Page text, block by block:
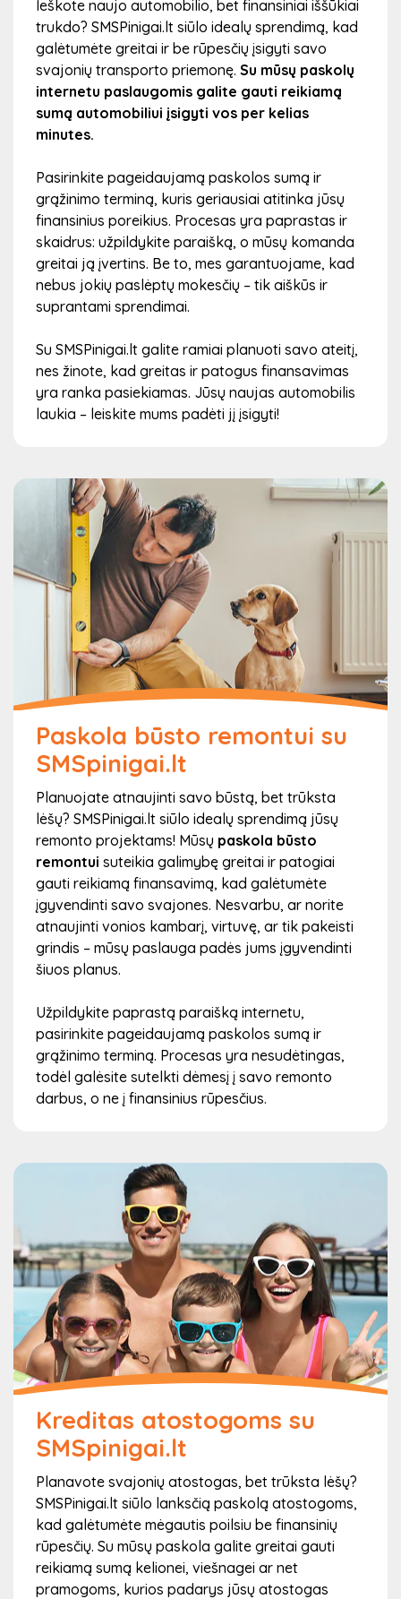
Ieškote naujo automobilio, bet finansiniai iššūkiai
trukdo? SMSPinigai.lt siūlo idealų sprendimą, kad
galėtumėte greitai ir be rūpesčių įsigyti savo
svajonių transporto priemonę. Su mūsų paskolų
internetu paslaugomis galite gauti reikiamą
sumą automobiliui įsigyti vos per kelias
minutes.
Pasirinkite pageidaujamą paskolos sumą ir
grąžinimo terminą, kuris geriausiai atitinka jūsų
finansinius poreikius. Procesas yra paprastas ir
skaidrus: užpildykite paraišką, o mūsų komanda
greitai ją įvertins. Be to, mes garantuojame, kad
nebus jokių paslėptų mokesčių – tik aiškūs ir
suprantami sprendimai.
Su SMSPinigai.lt galite ramiai planuoti savo ateitį,
nes žinote, kad greitas ir patogus finansavimas
yra ranka pasiekiamas. Jūsų naujas automobilis
laukia – leiskite mums padėti jį įsigyti!
Paskola būsto remontui su
SMSpinigai.lt
Planuojate atnaujinti savo būstą, bet trūksta
lėšų? SMSPinigai.lt siūlo idealų sprendimą jūsų
remonto projektams! Mūsų paskola būsto
remontui suteikia galimybę greitai ir patogiai
gauti reikiamą finansavimą, kad galėtumėte
įgyvendinti savo svajones. Nesvarbu, ar norite
atnaujinti vonios kambarį, virtuvę, ar tik pakeisti
grindis – mūsų paslauga padės jums įgyvendinti
šiuos planus.
Užpildykite paprastą paraišką internetu,
pasirinkite pageidaujamą paskolos sumą ir
grąžinimo terminą. Procesas yra nesudėtingas,
todėl galėsite sutelkti dėmesį į savo remonto
darbus, o ne į finansinius rūpesčius.
Kreditas atostogoms su
SMSpinigai.lt
Planavote svajonių atostogas, bet trūksta lėšų?
SMSPinigai.lt siūlo lanksčią paskolą atostogoms,
kad galėtumėte mėgautis poilsiu be finansinių
rūpesčių. Su mūsų paskola galite greitai gauti
reikiamą sumą kelionei, viešnagei ar net
pramogoms, kurios padarys jūsų atostogas